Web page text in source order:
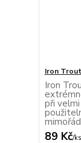
Iron
Iron
při
89 Kč/ks